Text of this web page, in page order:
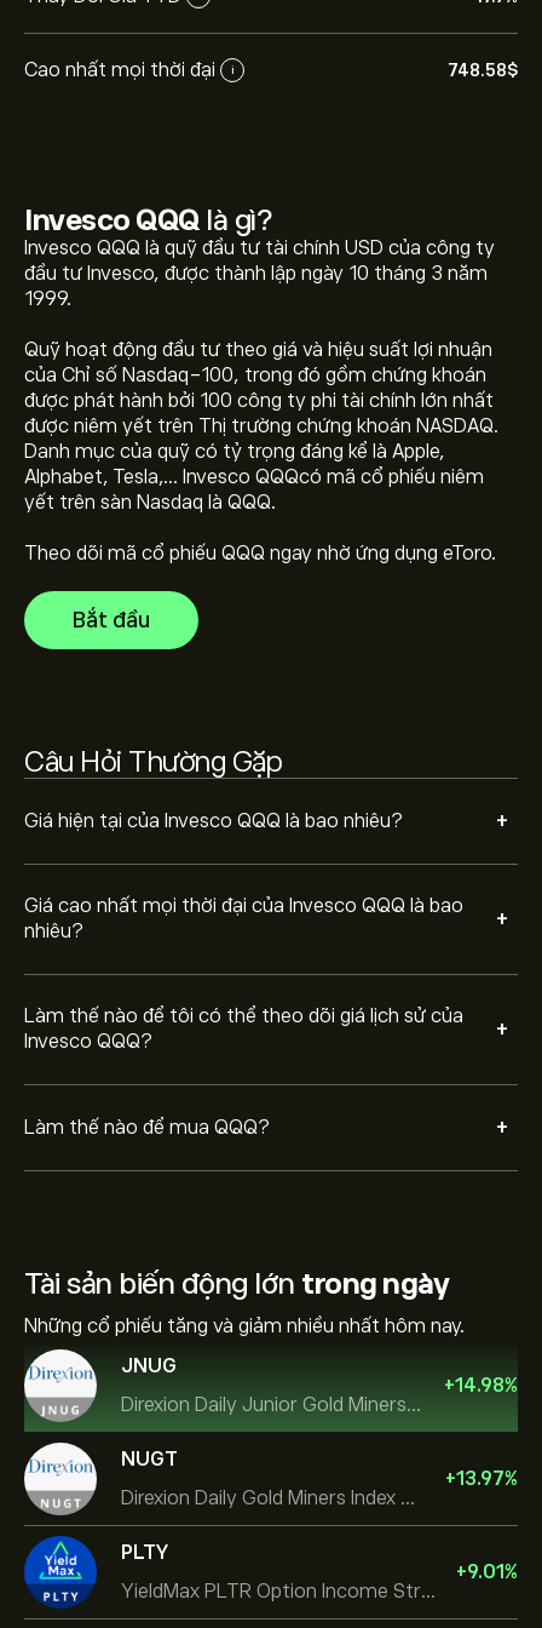
Cao nhất mọi thời đại i 748.58‎$‎
Invesco QQQlà gì?
Invesco QQQ là quỹ đầu tư tài chính USD của công ty
đầu tư Invesco, được thành lập ngày 10 tháng 3 năm
1999.
Quỹ hoạt động đầu tư theo giá và hiệu suất lợi nhuận
của Chỉ số Nasdaq-100, trong đó gồm chứng khoán
được phát hành bởi 100 công ty phi tài chính lớn nhất
được niêm yết trên Thị trường chứng khoán NASDAQ.
Danh mục của quỹ có tỷ trọng đáng kể là Apple,
Alphabet, Tesla,… Invesco QQQcó mã cổ phiếu niêm
yết trên sàn Nasdaq là QQQ.
Theo dõi mã cổ phiếu QQQ ngay nhờ ứng dụng eToro.
Bắt đầu
Câu Hỏi Thường Gặp
Giá hiện tại của Invesco QQQ là bao nhiêu? +
Giá hiện tại của QQQ là 723.03‎$‎
Giá cao nhất mọi thời đại của Invesco QQQ là bao
nhiêu?
+
Giá cao nhất mọi thời đại của Invesco QQQ là 748.58‎$‎
Làm thế nào để tôi có thể theo dõi giá lịch sử của
Invesco QQQ?
+
và thu nhỏ để xem biến động giá lịch sử của Invesco
149.48‎$‎ trong năm qua.
Làm thế nào để mua QQQ? +
Để mua QQQ, truy cập trang "Invesco QQQ (QQQ)" trên
trang web eToro. Khi bạn đã tạo tài khoản và nạp tiền,
Tài sản biến động lớn trong ngày
Những cổ phiếu tăng và giảm nhiều nhất hôm nay.
JNUG
Direxion Daily Junior Gold Miners Index Bull 2X ETF
+14.98%
NUGT
Direxion Daily Gold Miners Index Bull 2X ETF
+13.97%
PLTY
YieldMax PLTR Option Income Strategy ETF
+9.01%